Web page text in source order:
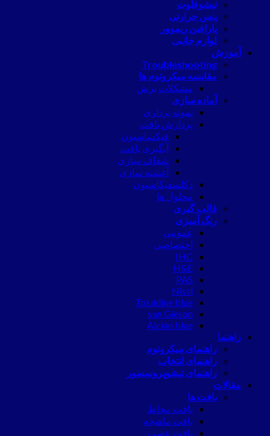
تیشوفلوت
پنس حرارتی
پارافین ریموور
لوازم جانبی
آموزش
Troubleshooting
مقایسه میکروتوم ها
مشکلات برش
آماده سازی
نمونه برداری
پردازش بافت
فیکساسیون
آبگیری بافت
شفاف سازی
آغشته سازی
دکلسفیکاسیون
محلول ها
قالب گیری
رنگ آمیزی
عمومی
اختصاصی
IHC
H&E
PAS
Nissl
Toluidine blue
van Gieson
Alcian blue
راهنما
راهنمای میکروتوم
راهنمای انتخاب
راهنمای تیشوپروسسور
مقالات
بافت ها
بافت مخاط
بافت ماهیچه
بافت عصب